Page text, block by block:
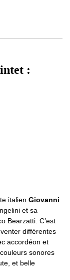
:
italien Giovanni
et sa
Bearzatti. C’est
différentes
accordéon et
sonores
et belle